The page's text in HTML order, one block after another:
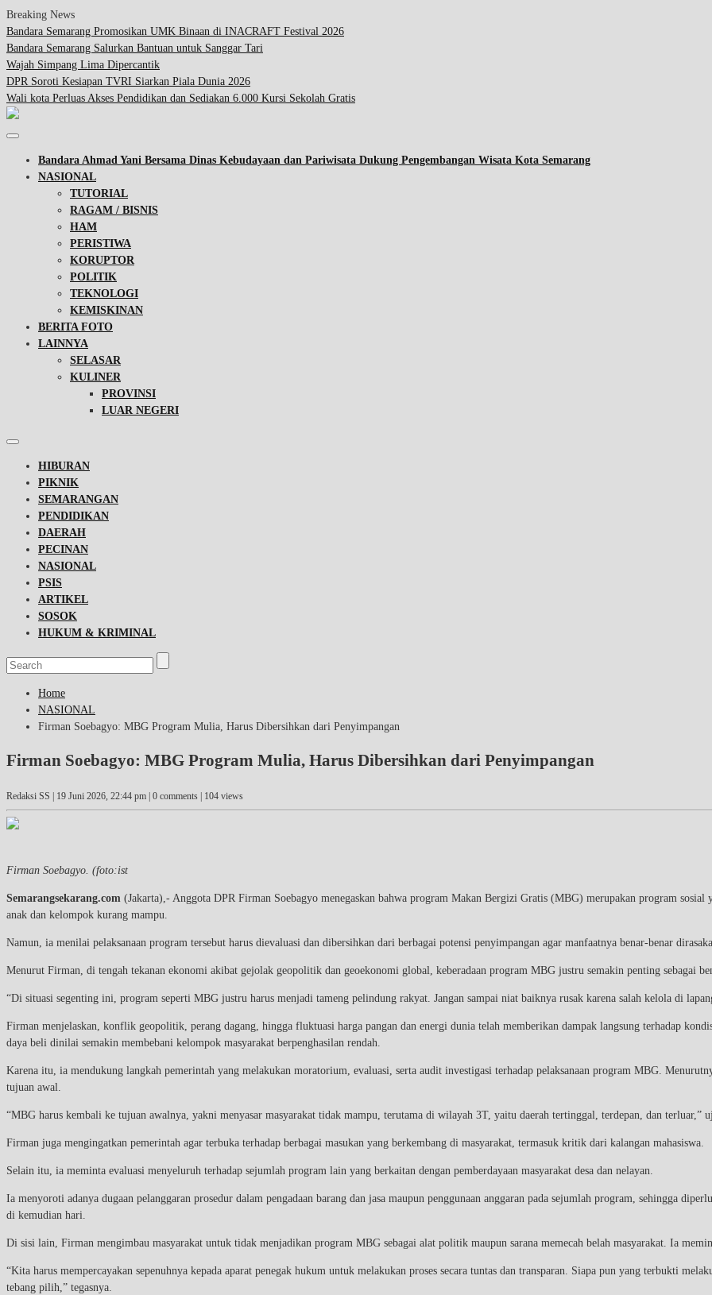
Breaking News
Bandara Semarang Promosikan UMK Binaan di INACRAFT Festival 2026
Bandara Semarang Salurkan Bantuan untuk Sanggar Tari
Wajah Simpang Lima Dipercantik
DPR Soroti Kesiapan TVRI Siarkan Piala Dunia 2026
Wali kota Perluas Akses Pendidikan dan Sediakan 6.000 Kursi Sekolah Gratis
Bandara Ahmad Yani Bersama Dinas Kebudayaan dan Pariwisata Dukung Pengembangan Wisata Kota Semarang
NASIONAL
TUTORIAL
RAGAM / BISNIS
HAM
PERISTIWA
KORUPTOR
POLITIK
TEKNOLOGI
KEMISKINAN
BERITA FOTO
LAINNYA
SELASAR
KULINER
PROVINSI
LUAR NEGERI
HIBURAN
PIKNIK
SEMARANGAN
PENDIDIKAN
DAERAH
PECINAN
NASIONAL
PSIS
ARTIKEL
SOSOK
HUKUM & KRIMINAL
Home
NASIONAL
Firman Soebagyo: MBG Program Mulia, Harus Dibersihkan dari Penyimpangan
Firman Soebagyo: MBG Program Mulia, Harus Dibersihkan dari Penyimpangan
Redaksi SS | 19 Juni 2026, 22:44 pm | 0 comments | 104 views
Firman Soebagyo. (foto:ist
Semarangsekarang.com (Jakarta),- Anggota DPR Firman Soebagyo menegaskan bahwa program Makan Bergizi Gratis (MBG) merupakan program
anak dan kelompok kurang mampu.
Namun, ia menilai pelaksanaan program tersebut harus dievaluasi dan dibersihkan dari berbagai potensi penyimpangan agar manfaatnya benar-benar
Menurut Firman, di tengah tekanan ekonomi akibat gejolak geopolitik dan geoekonomi global, keberadaan program MBG justru semakin penting sebagai
“Di situasi segenting ini, program seperti MBG justru harus menjadi tameng pelindung rakyat. Jangan sampai niat baiknya rusak karena salah kelola di
Firman menjelaskan, konflik geopolitik, perang dagang, hingga fluktuasi harga pangan dan energi dunia telah memberikan dampak langsung terhadap
daya beli dinilai semakin membebani kelompok masyarakat berpenghasilan rendah.
Karena itu, ia mendukung langkah pemerintah yang melakukan moratorium, evaluasi, serta audit investigasi terhadap pelaksanaan program MBG.
tujuan awal.
“MBG harus kembali ke tujuan awalnya, yakni menyasar masyarakat tidak mampu, terutama di wilayah 3T, yaitu daerah tertinggal, terdepan, dan terluar,”
Firman juga mengingatkan pemerintah agar terbuka terhadap berbagai masukan yang berkembang di masyarakat, termasuk kritik dari kalangan mahasiswa.
Selain itu, ia meminta evaluasi menyeluruh terhadap sejumlah program lain yang berkaitan dengan pemberdayaan masyarakat desa dan nelayan.
Ia menyoroti adanya dugaan pelanggaran prosedur dalam pengadaan barang dan jasa maupun penggunaan anggaran pada sejumlah program, sehingga
di kemudian hari.
Di sisi lain, Firman mengimbau masyarakat untuk tidak menjadikan program MBG sebagai alat politik maupun sarana memecah belah masyarakat. Ia
“Kita harus mempercayakan sepenuhnya kepada aparat penegak hukum untuk melakukan proses secara tuntas dan transparan. Siapa pun yang terbukti
tebang pilih,” tegasnya.